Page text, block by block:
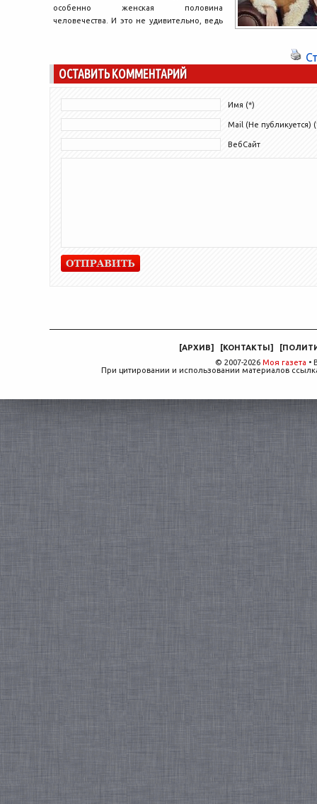
особенно женская половина
человечества. И это не удивительно, ведь
ОСТАВИТЬ КОММЕНТАРИЙ
Имя (*)
Mail (Не публикуется)
ВебСайт
[АРХИВ] [КОНТАКТЫ] [
© 2007-2026 Моя газета •
При цитировании и использовании материалов